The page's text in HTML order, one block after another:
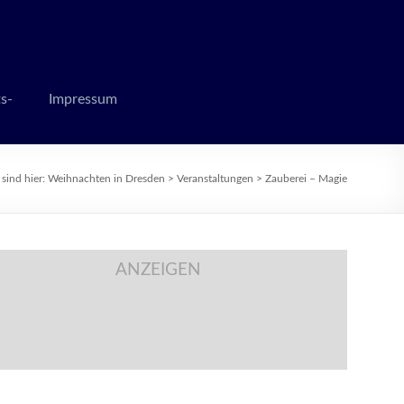
Impressum
sind hier: Weihnachten in Dresden > Veranstaltungen > Zauberei – Magie
ANZEIGEN